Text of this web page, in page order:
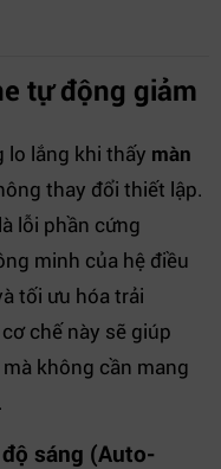
tự động giảm
lo lắng khi thấy màn
thay đổi thiết lập.
lỗi phần cứng
minh của hệ điều
tối ưu hóa trải
chế này sẽ giúp
không cần mang
sáng (Auto-